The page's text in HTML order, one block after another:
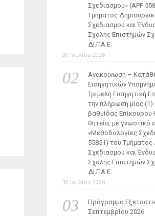
Σχεδιασμού» (ΑΡΡ
Τμήματος
Σχεδιασμού και
Σχολής Επιστημών
ΔΙ.ΠΑ.Ε.
30 Ιουλίου 2026
Ανακοίνωση –
Εισηγητικών
Τριμελή Εισηγητική
την πλήρωση μίας (1)
βαθμίδας Επίκουρου
θητεία, με γνωστικό
«Μεθοδολογίες
55851) του Τμήματος
Σχεδιασμού και
Σχολής Επιστημών
ΔΙ.ΠΑ.Ε.
30 Ιουλίου 2026
Πρόγραμμα
Σεπτεμβρίου 2026